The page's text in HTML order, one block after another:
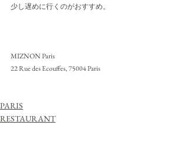
少し遅めに行くのがおすすめ。
MIZNON Paris
22 Rue des Ecouffes, 75004 Paris
PARIS
RESTAURANT